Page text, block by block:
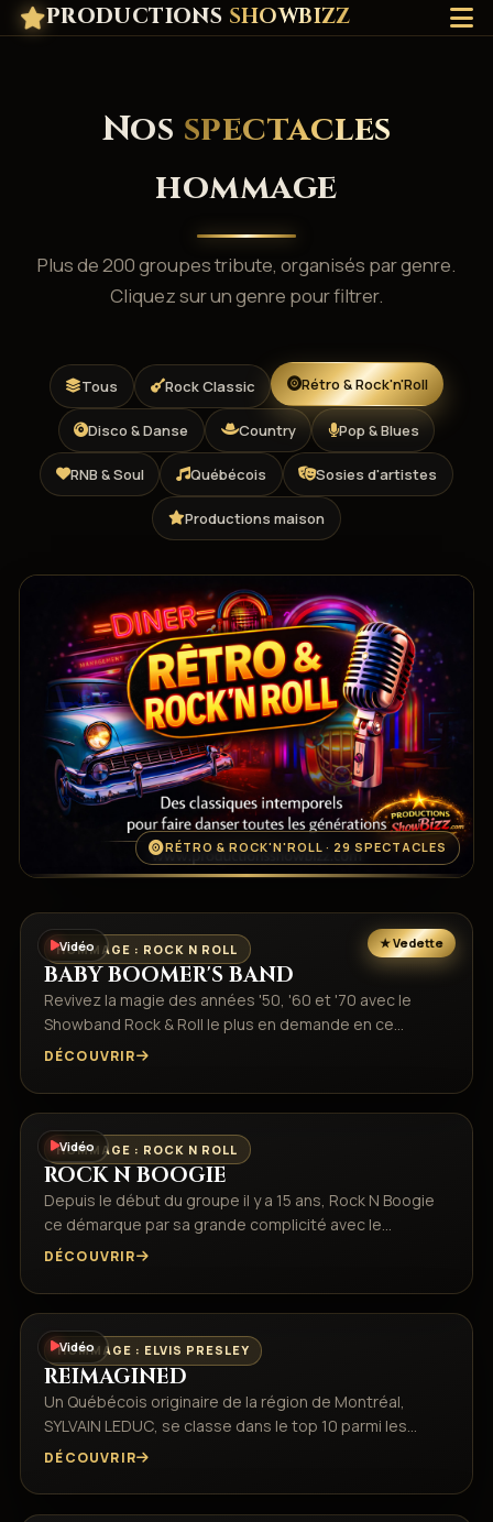
PRODUCTIONS SHOWBIZZ
Nos spectacles
hommage
Plus de 200 groupes tribute, organisés par genre.
Cliquez sur un genre pour filtrer.
Tous Rock Classic Rétro & Rock'n'Roll
Disco & Danse Country Pop & Blues
RNB & Soul Québécois Sosies d'artistes
Productions maison
RÉTRO & ROCK'N'ROLL · 29 SPECTACLES
Vidéo
HOMMAGE : ROCK N ROLL
BABY BOOMER'S BAND
Revivez la magie des années '50, '60 et '70 avec le
Showband Rock & Roll le plus en demande en ce…
DÉCOUVRIR
Vidéo
HOMMAGE : ROCK N ROLL
ROCK N BOOGIE
Depuis le début du groupe il y a 15 ans, Rock N Boogie
ce démarque par sa grande complicité avec le…
DÉCOUVRIR
Vidéo
HOMMAGE : ELVIS PRESLEY
REIMAGINED
Un Québécois originaire de la région de Montréal,
SYLVAIN LEDUC, se classe dans le top 10 parmi les…
DÉCOUVRIR